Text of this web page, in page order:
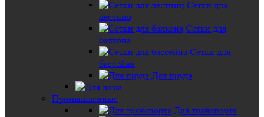
Сетки для
лестниц
Сетки для
балкона
Сетки для
бассейна
Для пруда
Промышленные
Для транспорта